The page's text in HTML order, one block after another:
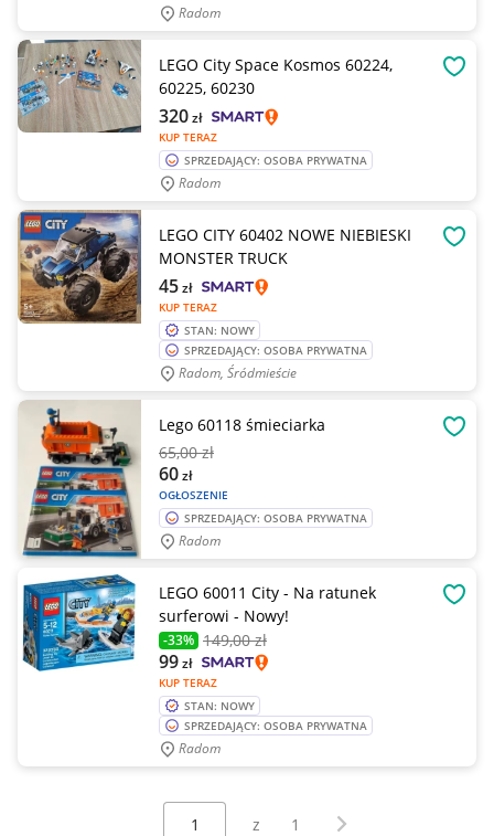
Radom
LEGO City Space Kosmos 60224,
60225, 60230
KUP TERAZ
320zł
SPRZEDAJĄCY: OSOBA PRYWATNA
Radom
LEGO CITY 60402 NOWE NIEBIESKI
MONSTER TRUCK
KUP TERAZ
45zł
STAN: NOWY
SPRZEDAJĄCY: OSOBA PRYWATNA
Radom, Śródmieście
Lego 60118 śmieciarka
65,00 zł
OGŁOSZENIE
60zł
SPRZEDAJĄCY: OSOBA PRYWATNA
Radom
LEGO 60011 City - Na ratunek
surferowi - Nowy!
-33% 149,00 zł
KUP TERAZ
99zł
STAN: NOWY
SPRZEDAJĄCY: OSOBA PRYWATNA
Radom
Wybierz stronę:
z 1 Następna strona